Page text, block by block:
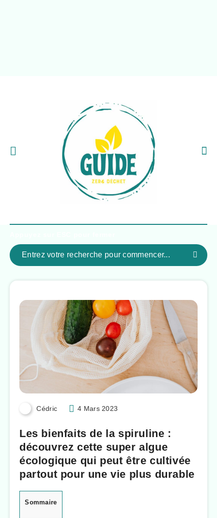
Cédric 4 Mars 2023
Les bienfaits de la spiruline :
découvrez cette super algue
écologique qui peut être cultivée
partout pour une vie plus durable
Sommaire